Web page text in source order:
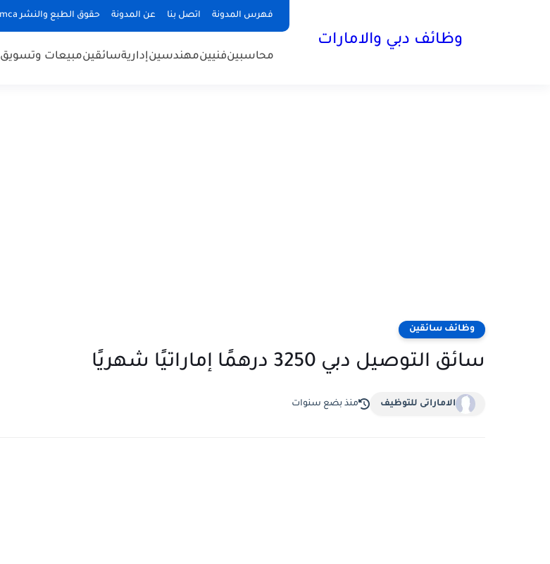
فهرس المدونة اتصل بنا عن المدونة حقوق الطبع والنشر dmca
وظائف دبي والامارات
محاسبينفنيينمهندسينإداريةسائقينمبيعات وتسويق
وظائف سائقين
سائق التوصيل دبي 3250 درهمًا إماراتيًا شهريًا
الاماراتى للتوظيف منذ بضع سنوات